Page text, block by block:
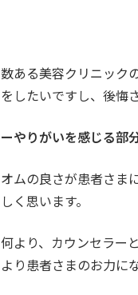
数ある美容クリニック
をしたいですし、後悔
ーやりがいを感じる部
オムの良さが患者さま
しく思います。
何より、カウンセラー
より患者さまのお力に